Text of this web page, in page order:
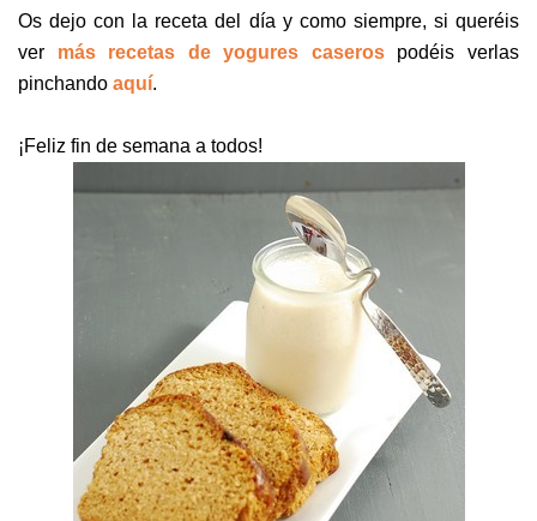
Os dejo con la receta del día y como siempre, si queréis
ver más recetas de yogures caserospodéis verlas
pinchando aquí.
¡Feliz fin de semana a todos!